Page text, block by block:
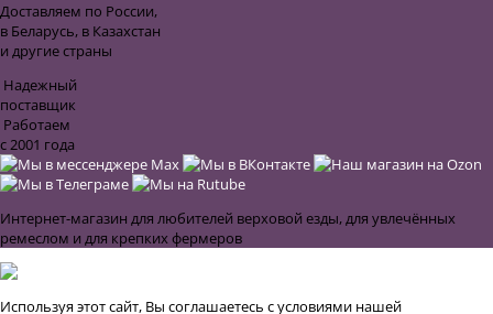
Доставляем по России,
в Беларусь, в Казахстан
и другие страны
Надежный
поставщик
Работаем
с 2001 года
Интернет-магазин для любителей верховой езды, для увлечённых
ремеслом и для крепких фермеров
Используя этот сайт, Вы соглашаетесь с условиями нашей